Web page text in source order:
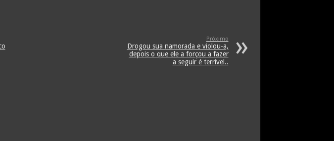
Próximo
Drogou sua namorada e violou-a,
depois o que ele a forçou a fazer
a seguir é terrível..